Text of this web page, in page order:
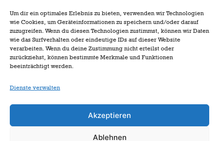
Um dir ein optimales Erlebnis zu bieten, verwenden wir Technologien
wie Cookies, um Geräteinformationen zu speichern und/oder darauf
zuzugreifen. Wenn du diesen Technologien zustimmst, können wir Daten
wie das Surfverhalten oder eindeutige IDs auf dieser Website
verarbeiten. Wenn du deine Zustimmung nicht erteilst oder
zurückziehst, können bestimmte Merkmale und Funktionen
beeinträchtigt werden.
Dienste verwalten
Akzeptieren
Ablehnen